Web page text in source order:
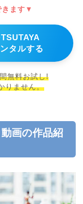
きます▼
タルする
無料お試し!
りません。
画の作品紹